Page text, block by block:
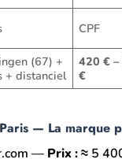
CPF
(67) +
+ distanciel
420 €
€
— La marque
— Prix :≈ 5